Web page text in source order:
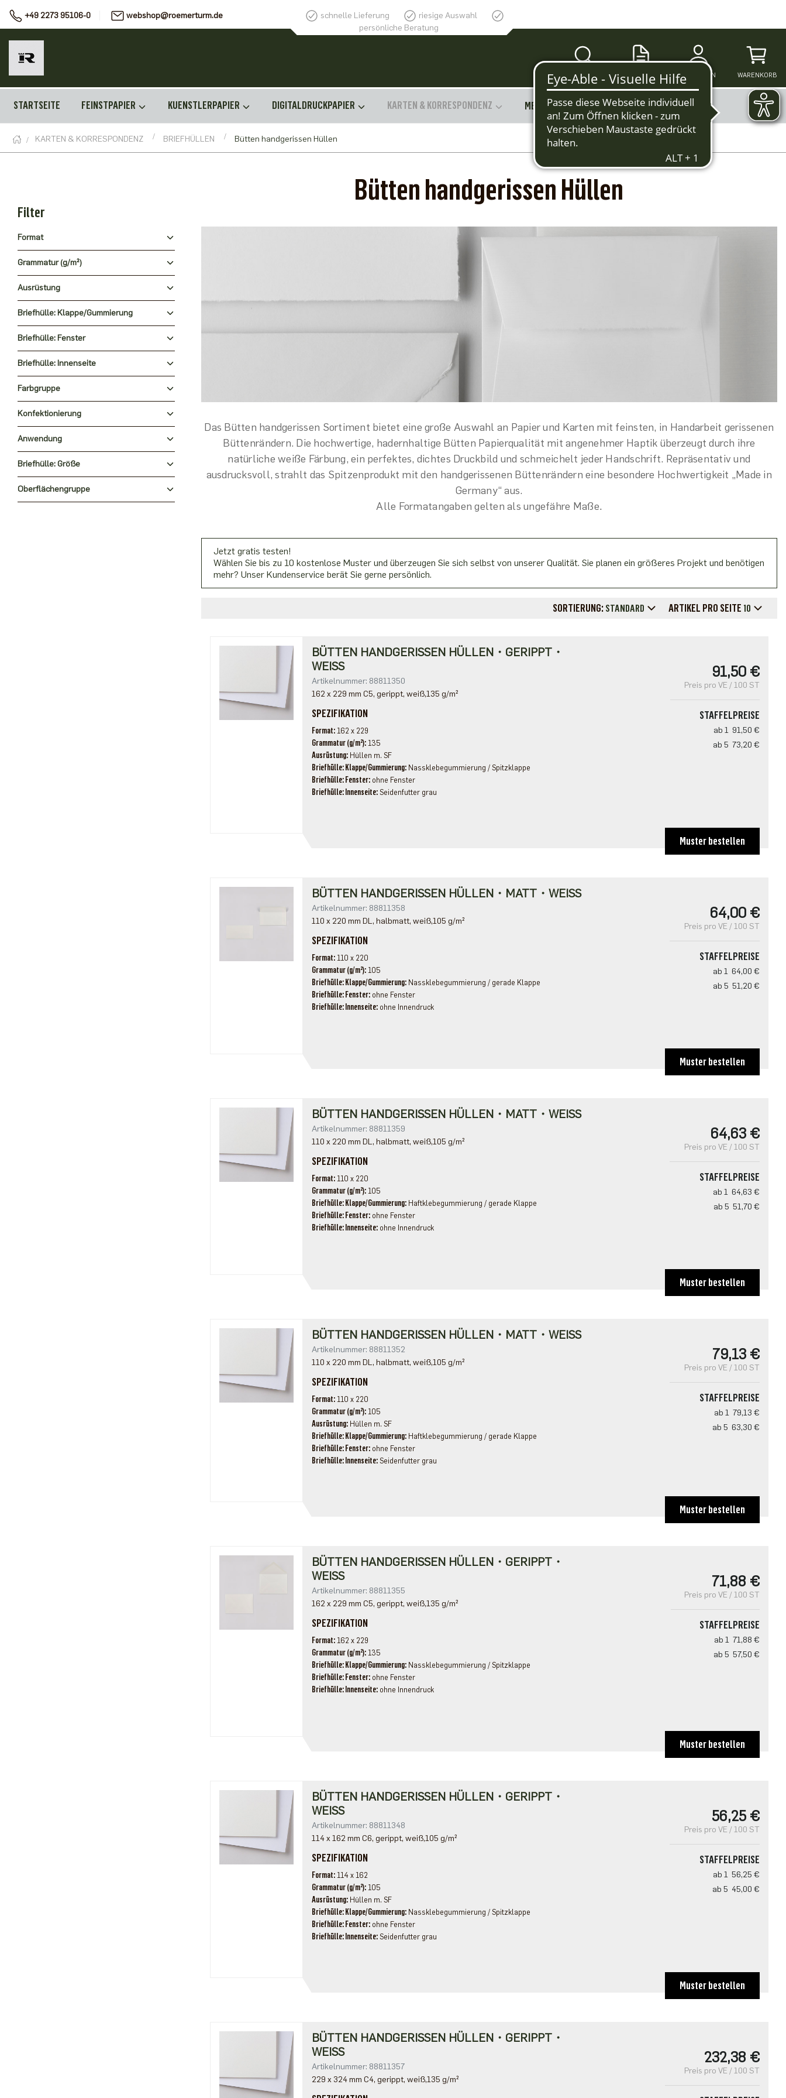
+49 2273 95106-0 webshop@roemerturm.de schnelle Lieferung
riesige Auswahl
persönliche Beratung
SUCHE MERKZETTEL ANMELDEN WARENKORB
STARTSEITE FEINSTPAPIER KUENSTLERPAPIER DIGITALDRUCKPAPIER KARTEN & KORRESPONDENZ MEHR
KARTEN & KORRESPONDENZ BRIEFHÜLLEN Bütten handgerissen Hüllen
Filter
Format
Grammatur (g/m²)
Ausrüstung
Briefhülle: Klappe/Gummierung
Briefhülle: Fenster
Briefhülle: Innenseite
Farbgruppe
Konfektionierung
Anwendung
Briefhülle: Größe
Oberflächengruppe
Bütten handgerissen Hüllen
Das Bütten handgerissen Sortiment bietet eine große Auswahl an Papier und Karten mit feinsten, in Handarbeit gerissenen
Büttenrändern. Die hochwertige, hadernhaltige Bütten Papierqualität mit angenehmer Haptik überzeugt durch ihre
natürliche weiße Färbung, ein perfektes, dichtes Druckbild und schmeichelt jeder Handschrift. Repräsentativ und
ausdrucksvoll, strahlt das Spitzenprodukt mit den handgerissenen Büttenrändern eine besondere Hochwertigkeit „Made in
Germany“ aus.
Alle Formatangaben gelten als ungefähre Maße.
Jetzt gratis testen!
Wählen Sie bis zu 10 kostenlose Muster und überzeugen Sie sich selbst von unserer Qualität. Sie planen ein größeres Projekt und benötigen
mehr? Unser Kundenservice berät Sie gerne persönlich.
SORTIERUNG: STANDARD ARTIKEL PRO SEITE 10
BÜTTEN HANDGERISSEN HÜLLEN・GERIPPT・
WEISS
Artikelnummer: 88811350
162 x 229 mm C5, gerippt, weiß,135 g/m²
SPEZIFIKATION
Format 162 x 229
Grammatur (g/m²) 135
Ausrüstung Hüllen m. SF
Briefhülle: Klappe/Gummierung Nassklebegummierung / Spitzklappe
Briefhülle: Fenster ohne Fenster
Briefhülle: Innenseite Seidenfutter grau
91,50 €
Preis pro VE / 100 ST
STAFFELPREISE
ab 1 91,50 €
ab 5 73,20 €
Muster bestellen
BÜTTEN HANDGERISSEN HÜLLEN・MATT・WEISS
Artikelnummer: 88811358
110 x 220 mm DL, halbmatt, weiß,105 g/m²
SPEZIFIKATION
Format 110 x 220
Grammatur (g/m²) 105
Briefhülle: Klappe/Gummierung Nassklebegummierung / gerade Klappe
Briefhülle: Fenster ohne Fenster
Briefhülle: Innenseite ohne Innendruck
64,00 €
Preis pro VE / 100 ST
STAFFELPREISE
ab 1 64,00 €
ab 5 51,20 €
Muster bestellen
BÜTTEN HANDGERISSEN HÜLLEN・MATT・WEISS
Artikelnummer: 88811359
110 x 220 mm DL, halbmatt, weiß,105 g/m²
SPEZIFIKATION
Format 110 x 220
Grammatur (g/m²) 105
Briefhülle: Klappe/Gummierung Haftklebegummierung / gerade Klappe
Briefhülle: Fenster ohne Fenster
Briefhülle: Innenseite ohne Innendruck
64,63 €
Preis pro VE / 100 ST
STAFFELPREISE
ab 1 64,63 €
ab 5 51,70 €
Muster bestellen
BÜTTEN HANDGERISSEN HÜLLEN・MATT・WEISS
Artikelnummer: 88811352
110 x 220 mm DL, halbmatt, weiß,105 g/m²
SPEZIFIKATION
Format 110 x 220
Grammatur (g/m²) 105
Ausrüstung Hüllen m. SF
Briefhülle: Klappe/Gummierung Haftklebegummierung / gerade Klappe
Briefhülle: Fenster ohne Fenster
Briefhülle: Innenseite Seidenfutter grau
79,13 €
Preis pro VE / 100 ST
STAFFELPREISE
ab 1 79,13 €
ab 5 63,30 €
Muster bestellen
BÜTTEN HANDGERISSEN HÜLLEN・GERIPPT・
WEISS
Artikelnummer: 88811355
162 x 229 mm C5, gerippt, weiß,135 g/m²
SPEZIFIKATION
Format 162 x 229
Grammatur (g/m²) 135
Briefhülle: Klappe/Gummierung Nassklebegummierung / Spitzklappe
Briefhülle: Fenster ohne Fenster
Briefhülle: Innenseite ohne Innendruck
71,88 €
Preis pro VE / 100 ST
STAFFELPREISE
ab 1 71,88 €
ab 5 57,50 €
Muster bestellen
BÜTTEN HANDGERISSEN HÜLLEN・GERIPPT・
WEISS
Artikelnummer: 88811348
114 x 162 mm C6, gerippt, weiß,105 g/m²
SPEZIFIKATION
Format 114 x 162
Grammatur (g/m²) 105
Ausrüstung Hüllen m. SF
Briefhülle: Klappe/Gummierung Nassklebegummierung / Spitzklappe
Briefhülle: Fenster ohne Fenster
Briefhülle: Innenseite Seidenfutter grau
56,25 €
Preis pro VE / 100 ST
STAFFELPREISE
ab 1 56,25 €
ab 5 45,00 €
Muster bestellen
BÜTTEN HANDGERISSEN HÜLLEN・GERIPPT・
WEISS
Artikelnummer: 88811357
229 x 324 mm C4, gerippt, weiß,135 g/m²
232,38 €
Preis pro VE / 100 ST